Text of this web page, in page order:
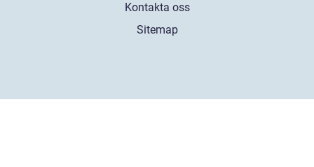
Kontakta oss
Sitemap